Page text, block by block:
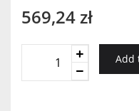
569,24zł
Morbida
Add